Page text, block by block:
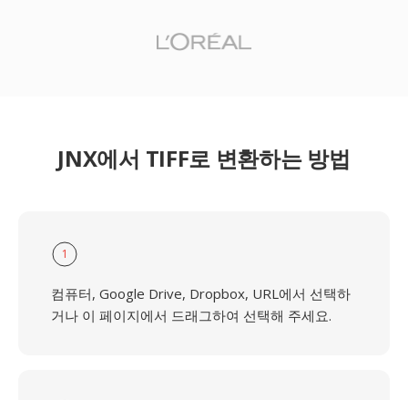
JNX에서 TIFF로 변환하는 방법
1
컴퓨터, Google Drive, Dropbox, URL에서 선택하
거나 이 페이지에서 드래그하여 선택해 주세요.